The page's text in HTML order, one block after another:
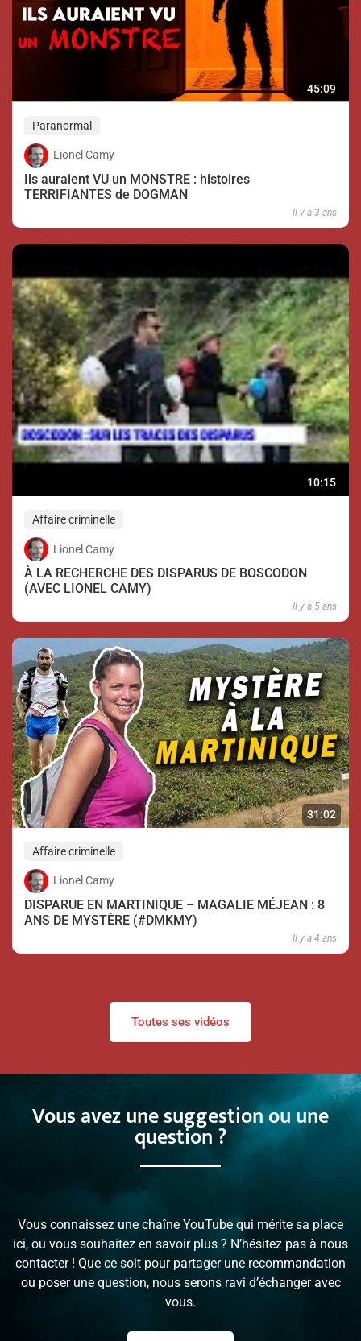
45:09
Paranormal
Lionel Camy
Ils auraient VU un MONSTRE : histoires
TERRIFIANTES de DOGMAN
Il y a 3 ans
10:15
Affaire criminelle
Lionel Camy
À LA RECHERCHE DES DISPARUS DE BOSCODON
(AVEC LIONEL CAMY)
Il y a 5 ans
31:02
Affaire criminelle
Lionel Camy
DISPARUE EN MARTINIQUE – MAGALIE MÉJEAN : 8
ANS DE MYSTÈRE (#DMKMY)
Il y a 4 ans
Toutes ses vidéos
Vous avez une suggestion ou une
question ?
Vous connaissez une chaîne YouTube qui mérite sa place
ici, ou vous souhaitez en savoir plus ? N’hésitez pas à nous
contacter ! Que ce soit pour partager une recommandation
ou poser une question, nous serons ravi d’échanger avec
vous.